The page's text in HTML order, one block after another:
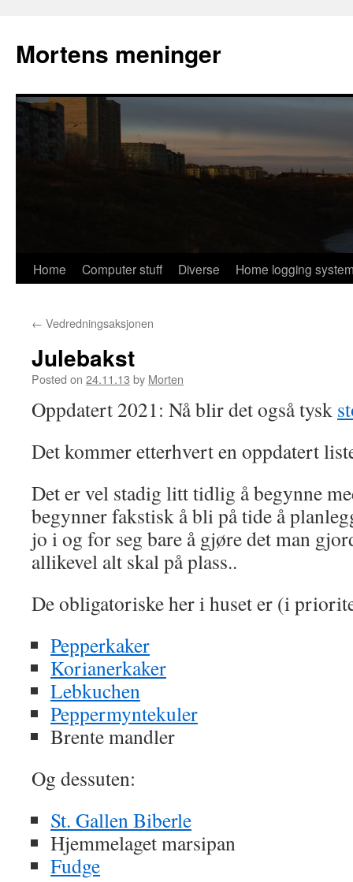
Mortens meninger
Skip
content
Home Computer stuff Diverse Home logging
← Vedredningsaksjonen
Julebakst
Posted on 24.11.13 by Morten
Oppdatert 2021: Nå blir det også tysk
Det kommer etterhvert en oppdatert
Det er vel stadig litt tidlig å begynne
begynner fakstisk å bli på tide å
jo i og for seg bare å gjøre det man
allikevel alt skal på plass..
De obligatoriske her i huset er (i
Pepperkaker
Korianerkaker
Lebkuchen
Peppermyntekuler
Brente mandler
Og dessuten:
St. Gallen Biberle
Hjemmelaget marsipan
Fudge